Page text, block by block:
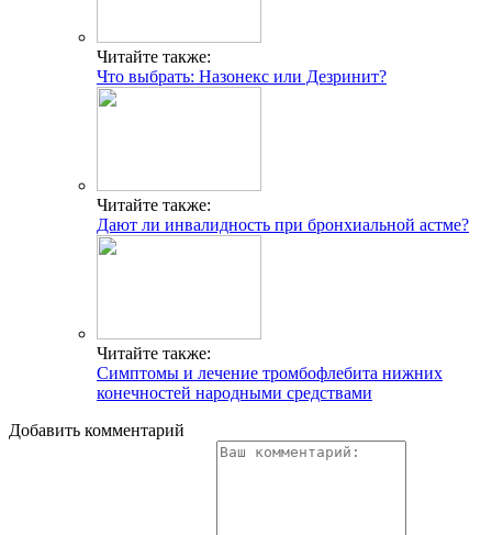
Читайте также:
Что выбрать: Назонекс или Дезринит?
Читайте также:
Дают ли инвалидность при бронхиальной астме?
Читайте также:
Симптомы и лечение тромбофлебита нижних
конечностей народными средствами
Добавить комментарий